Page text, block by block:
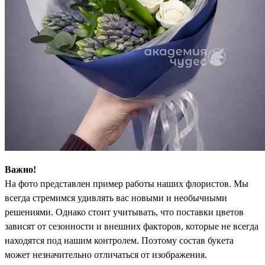
Важно!
На фото представлен пример работы наших флористов. Мы
всегда стремимся удивлять вас новыми и необычными
решениями. Однако стоит учитывать, что поставки цветов
зависят от сезонности и внешних факторов, которые не всегда
находятся под нашим контролем. Поэтому состав букета
может незначительно отличаться от изображения.